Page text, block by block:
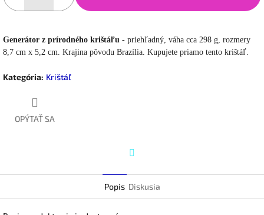
Generátor z prírodného krištáľu - priehľadný, váha cca 298 g, rozmery
8,7 cm x 5,2 cm. Krajina pôvodu Brazília. Kupujete priamo tento krištáľ.
Kategória: Krištáľ
OPÝTAŤ SA
Popis Diskusia